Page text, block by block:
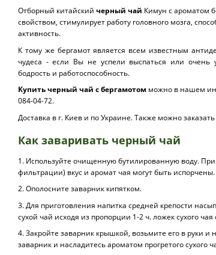
Отборный китайский черный чай Кимун с ароматом
свойством, стимулирует работу головного мозга,
активность.
К тому же бергамот является всем известным
чудеса - если Вы не успели выспаться или очень
бодрость и работоспособность.
Купить черный чай с бергамотом можно в нашем
084-04-72.
Доставка в г. Киев и по Украине. Также можно
Как заваривать черный чай
1. Используйте очищенную бутилированную воду.
фильтрации) вкус и аромат чая могут быть испорчены.
2. Ополосните заварник кипятком.
3. Для приготовления напитка средней крепости
сухой чай исходя из пропорции 1-2 ч. ложек сухого
4. Закройте заварник крышкой, возьмите его в руки и
заварник и насладитесь ароматом прогретого сухого